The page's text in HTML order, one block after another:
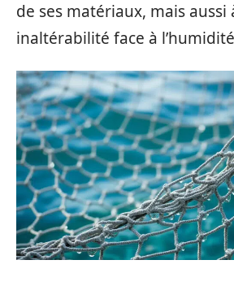
de ses matériaux, mais aussi
inaltérabilité face à